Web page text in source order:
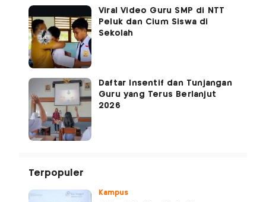
Viral Video Guru SMP di NTT
Peluk dan Cium Siswa di
Sekolah
Daftar Insentif dan Tunjangan
Guru yang Terus Berlanjut
2026
Terpopuler
Kampus